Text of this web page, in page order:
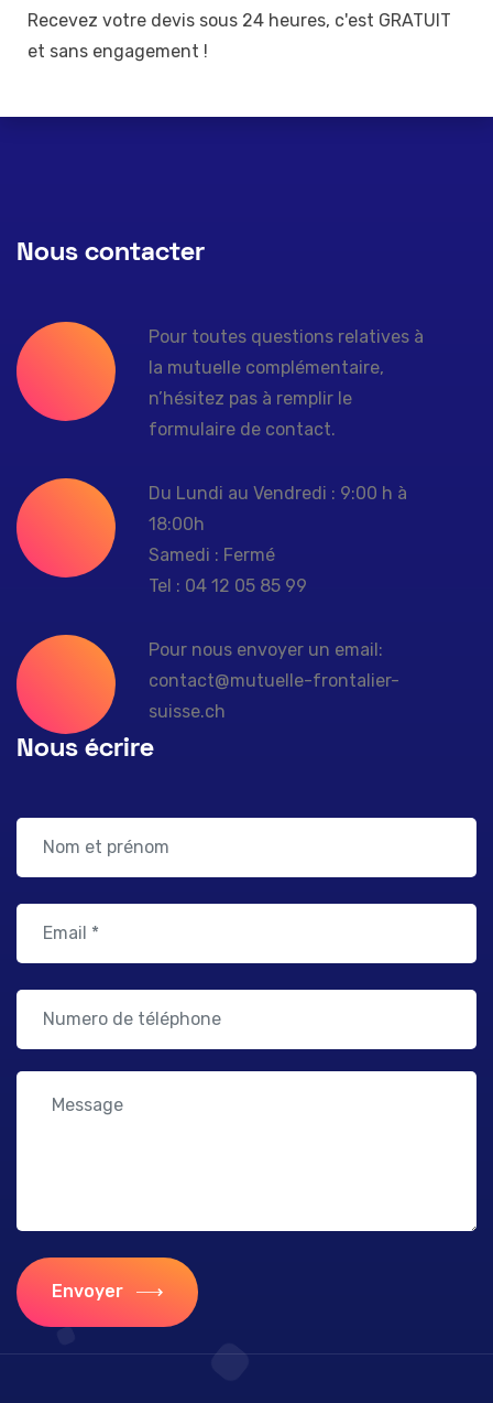
Recevez votre devis sous 24 heures, c'est GRATUIT
et sans engagement !
Nous contacter
Pour toutes questions relatives à
la mutuelle complémentaire,
n’hésitez pas à remplir le
formulaire de contact.
Du Lundi au Vendredi : 9:00 h à
18:00h
Samedi : Fermé
Tel : 04 12 05 85 99
Pour nous envoyer un email:
contact@mutuelle-frontalier-
suisse.ch
Nous écrire
Envoyer